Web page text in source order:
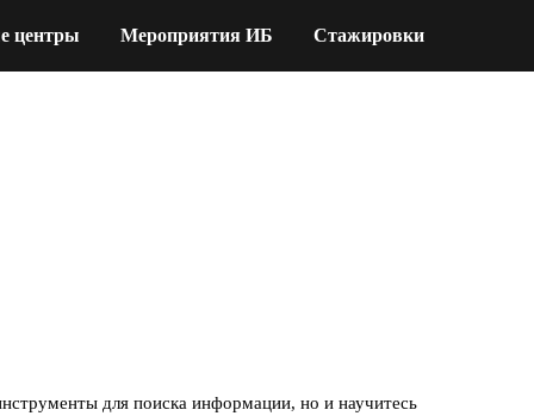
центры Мероприятия ИБ Стажировки
для поиска информации, но и научитесь